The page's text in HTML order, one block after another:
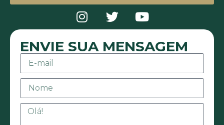
ENVIE SUA MENSAGEM